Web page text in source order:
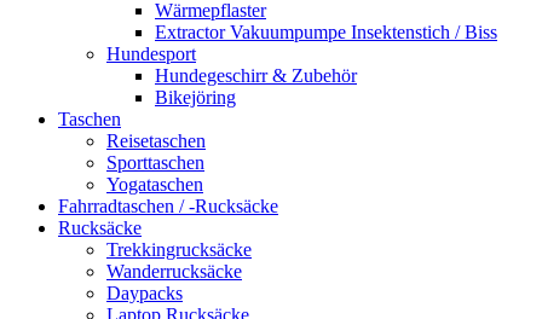
Wärmepflaster
Extractor Vakuumpumpe Insektenstich / Biss
Hundesport
Hundegeschirr & Zubehör
Bikejöring
Taschen
Reisetaschen
Sporttaschen
Yogataschen
Fahrradtaschen / -Rucksäcke
Rucksäcke
Trekkingrucksäcke
Wanderrucksäcke
Daypacks